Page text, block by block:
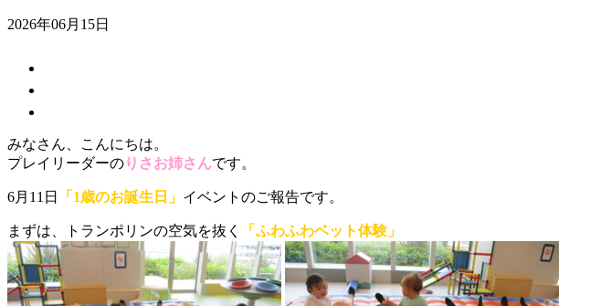
2026年06月15日
みなさん、こんにちは。
プレイリーダーのりさお姉さんです。
6月11日 「1歳のお誕生日」 イベントのご報告です。
まずは、トランポリンの空気を抜く 「ふわふわベット体験」